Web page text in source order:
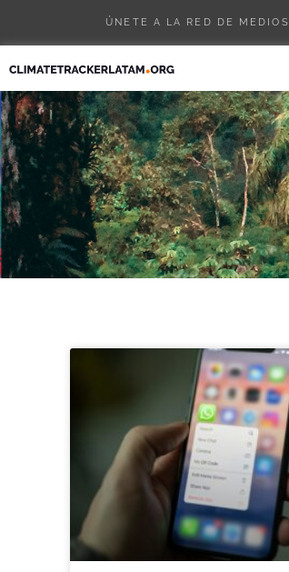
ÚNETE A LA RED DE MEDIOS